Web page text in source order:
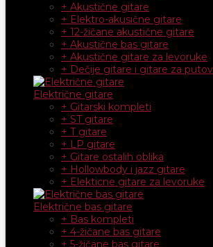
+ Akustične gitare
+ Elektro-akusične gitare
+ 12-žičane akustične gitare
+ Akustične bas gitare
+ Akustične gitare za levoruke
+ Dečije gitare i gitare za
Električne gitare
+ Gitarski kompleti
+ ST gitare
+ T gitare
+ LP gitare
+ Gitare ostalih oblika
+ Hollowbody i jazz gitare
+ Elekticne gitare za levoruke
Električne bas gitare
+ Bas kompleti
+ 4-žičane bas gitare
+ 5-žičane bas gitare